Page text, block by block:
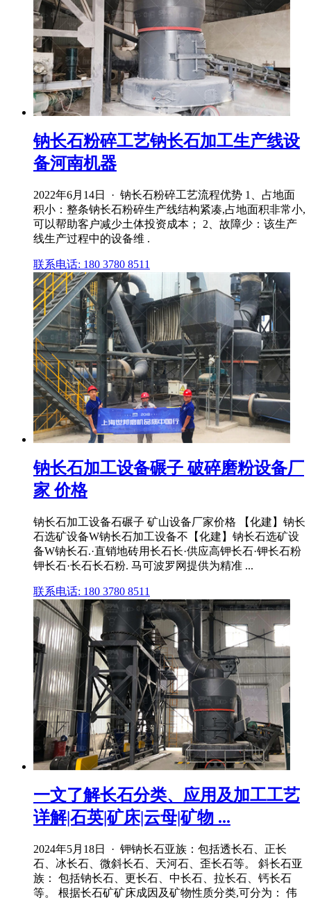
钠长石粉碎工艺钠长石加工生产线设
备河南机器
2022年6月14日 · 钠长石粉碎工艺流程优势 1、占地面
积小：整条钠长石粉碎生产线结构紧凑,占地面积非常小,
可以帮助客户减少土体投资成本； 2、故障少：该生产
线生产过程中的设备维 .
联系电话: 180 3780 8511
钠长石加工设备碾子 破碎磨粉设备厂
家 价格
钠长石加工设备石碾子 矿山设备厂家价格 【化建】钠长
石选矿设备W钠长石加工设备不【化建】钠长石选矿设
备W钠长石.·直销地砖用长石长·供应高钾长石·钾长石粉
钾长石·长石长石粉. 马可波罗网提供为精准 ...
联系电话: 180 3780 8511
一文了解长石分类、应用及加工工艺
详解|石英|矿床|云母|矿物 ...
2024年5月18日 · 钾钠长石亚族：包括透长石、正长
石、冰长石、微斜长石、天河石、歪长石等。 斜长石亚
族： 包括钠长石、更长石、中长石、拉长石、钙长石
等。 根据长石矿矿床成因及矿物性质分类,可分为： 伟